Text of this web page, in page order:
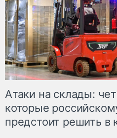
Атаки на склады:
которые
предстоит решить в